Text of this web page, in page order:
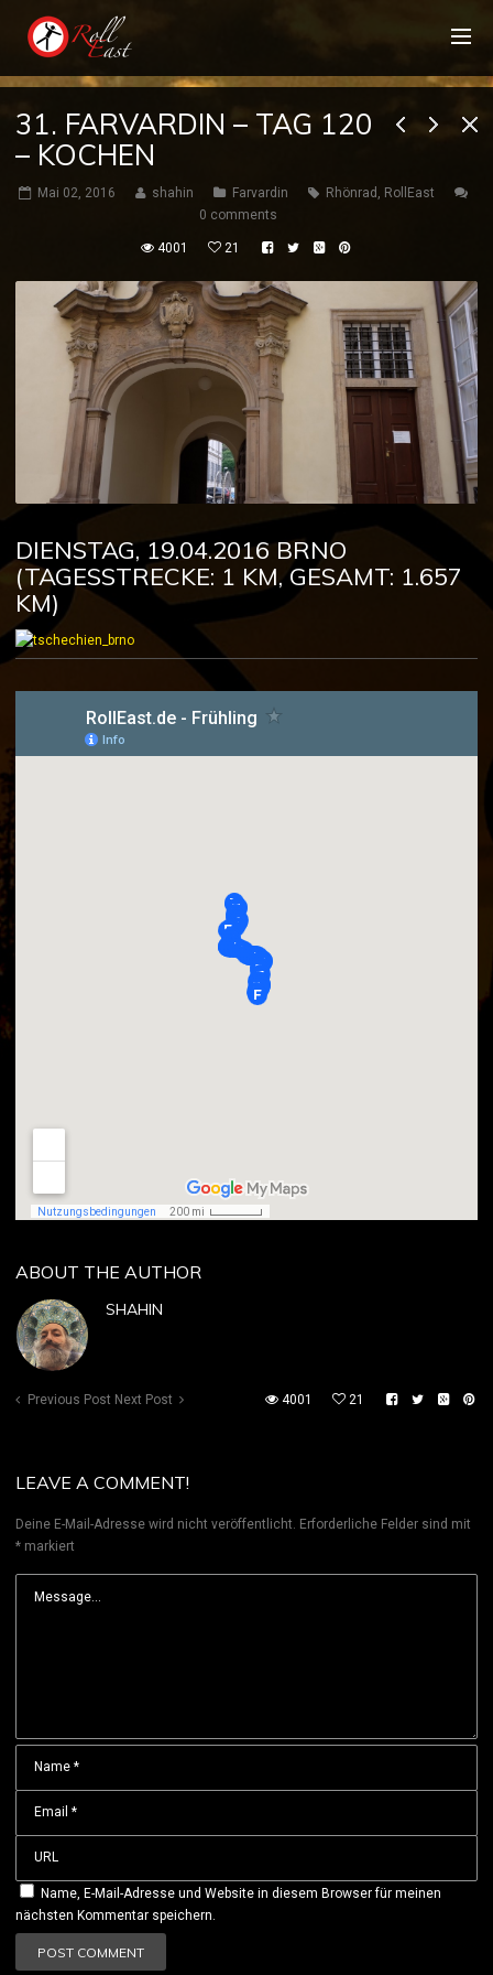
31. FARVARDIN – TAG 120
– KOCHEN
Mai 02, 2016 shahin Farvardin Rhönrad , RollEast
0 comments
4001 21
DIENSTAG, 19.04.2016 BRNO
(TAGESSTRECKE: 1 KM, GESAMT: 1.657
KM)
ABOUT THE AUTHOR
SHAHIN
Previous Post Next Post 4001 21
LEAVE A COMMENT!
Deine E-Mail-Adresse wird nicht veröffentlicht. Erforderliche Felder sind mit
* markiert
Name, E-Mail-Adresse und Website in diesem Browser für meinen
nächsten Kommentar speichern.